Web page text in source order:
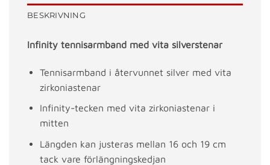
BESKRIVNING
Infinity tennisarmband med vita silverstenar
Tennisarmband i återvunnet silver med vita
zirkoniastenar
Infinity-tecken med vita zirkoniastenar i
mitten
Längden kan justeras mellan 16 och 19 cm
tack vare förlängningskedjan